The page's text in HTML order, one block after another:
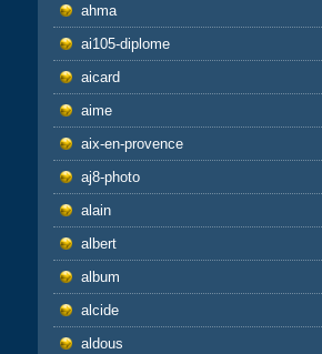
ahma
ai105-diplome
aicard
aime
aix-en-provence
aj8-photo
alain
albert
album
alcide
aldous